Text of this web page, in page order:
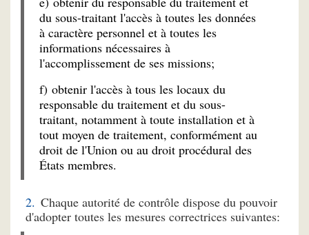
du sous-traitant l'accès à toutes les données
à caractère personnel et à toutes les
informations nécessaires à
l'accomplissement de ses missions;
f) obtenir l'accès à tous les locaux du
responsable du traitement et du sous-
traitant, notamment à toute installation et à
tout moyen de traitement, conformément au
droit de l'Union ou au droit procédural des
États membres.
Chaque autorité de contrôle dispose du pouvoir
d'adopter toutes les mesures correctrices suivantes: